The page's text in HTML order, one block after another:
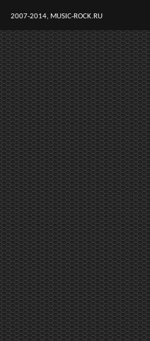
2007-2014, MUSIC-ROCK.RU